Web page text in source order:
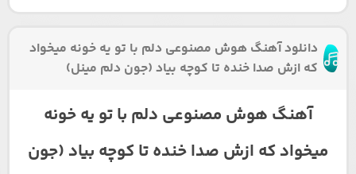
دانلود آهنگ هوش مصنوعی دلم با تو یه خونه میخواد
که ازش صدا خنده تا کوچه بیاد (جون دلم مینل)
آهنگ هوش مصنوعی دلم با تو یه خونه
میخواد که ازش صدا خنده تا کوچه بیاد (جون